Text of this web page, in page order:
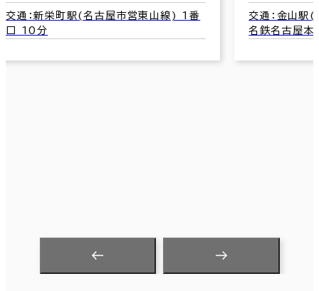
交通：金山駅(名古屋市営名城線･名港線/